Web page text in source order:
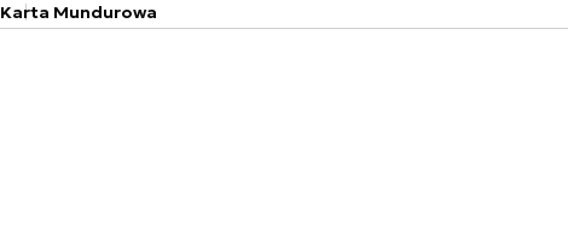
Karta Mundurowa